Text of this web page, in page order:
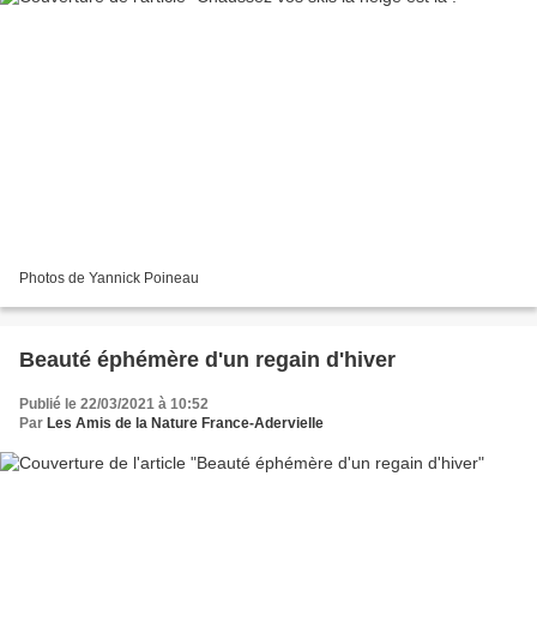
Photos de Yannick Poineau
Beauté éphémère d'un regain d'hiver
Publié le 22/03/2021 à 10:52
Par Les Amis de la Nature France-Adervielle